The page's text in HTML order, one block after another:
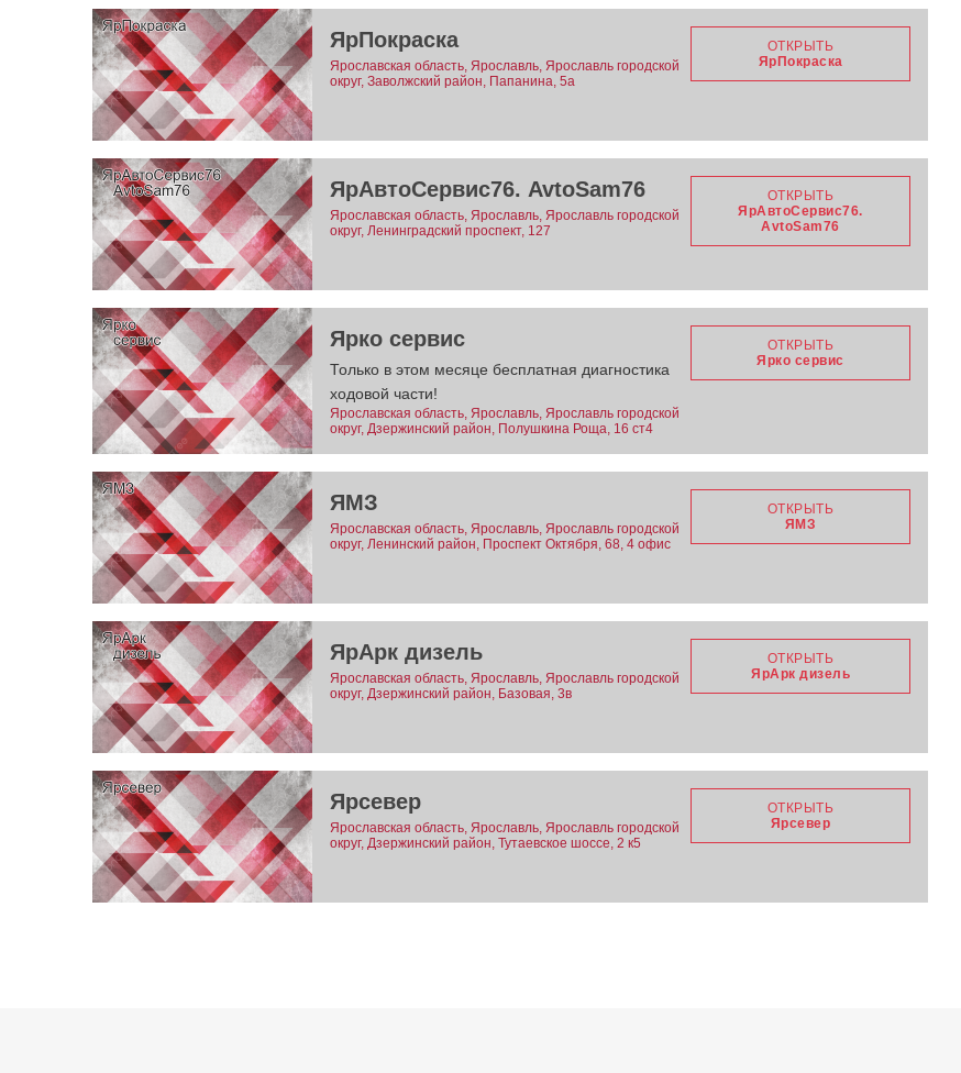
ЯрПокраска
Ярославская область, Ярославль, Ярославль городской
округ, Заволжский район, Папанина, 5а
ОТКРЫТЬ
ЯрПокраска
ЯрАвтоСервис76. AvtoSam76
Ярославская область, Ярославль, Ярославль городской
округ, Ленинградский проспект, 127
ОТКРЫТЬ
ЯрАвтоСервис76.
AvtoSam76
Ярко сервис
Только в этом месяце бесплатная диагностика
ходовой части!
Ярославская область, Ярославль, Ярославль городской
округ, Дзержинский район, Полушкина Роща, 16 ст4
ОТКРЫТЬ
Ярко сервис
ЯМЗ
Ярославская область, Ярославль, Ярославль городской
округ, Ленинский район, Проспект Октября, 68, 4 офис
ОТКРЫТЬ
ЯМЗ
ЯрАрк дизель
Ярославская область, Ярославль, Ярославль городской
округ, Дзержинский район, Базовая, 3в
ОТКРЫТЬ
ЯрАрк дизель
Ярсевер
Ярославская область, Ярославль, Ярославль городской
округ, Дзержинский район, Тутаевское шоссе, 2 к5
ОТКРЫТЬ
Ярсевер